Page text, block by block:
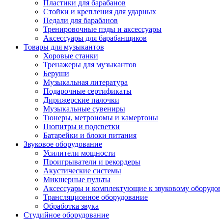
Пластики для барабанов
Стойки и крепления для ударных
Педали для барабанов
Тренировочные пэды и аксессуары
Аксессуары для барабанщиков
Товары для музыкантов
Хоровые станки
Тренажеры для музыкантов
Беруши
Музыкальная литература
Подарочные сертификаты
Дирижерские палочки
Музыкальные сувениры
Тюнеры, метрономы и камертоны
Пюпитры и подсветки
Батарейки и блоки питания
Звуковое оборудование
Усилители мощности
Проигрыватели и рекордеры
Акустические системы
Микшерные пульты
Аксессуары и комплектующие к звуковому
Трансляционное оборудование
Обработка звука
Студийное оборудование